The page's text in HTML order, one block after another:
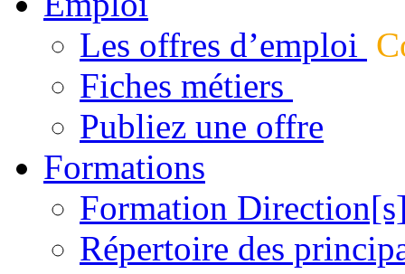
Les offres d’emploi
Fiches métiers
Publiez une offre
Formations
Formation
Répertoire des